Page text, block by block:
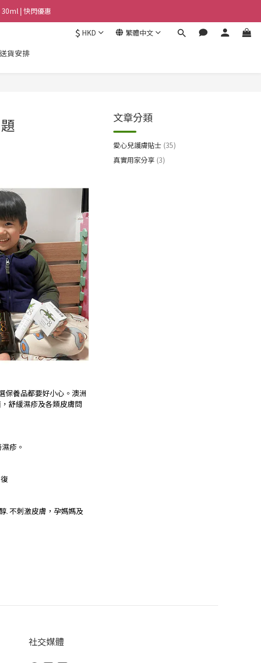
30ml | 快閃優惠
30ml | 快閃優惠
送完即止
$ HKD 繁體中文
送貨安排
保養品都要好小心。澳洲
舒緩濕疹及各類皮膚問
疹。
. 不刺激皮膚，孕媽媽及
文章分類
愛心兒護膚貼士 (35)
真實用家分享 (3)
社交媒體